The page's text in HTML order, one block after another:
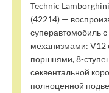
Technic
(42214) —
суперавтомобиль
механизмами: V12
поршнями, 8-
секвентальной
полноценной